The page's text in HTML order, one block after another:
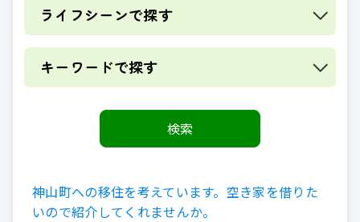
ライフシーンで探す
キーワードで探す
神山町への移住を考えています。空き家を借りた
いので紹介してくれませんか。